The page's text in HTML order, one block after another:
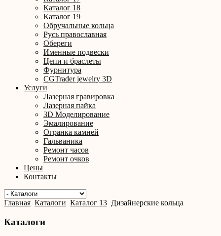
Каталог 18
Каталог 19
Обручальные кольца
Русь православная
Обереги
Именные подвески
Цепи и браслеты
Фурнитура
CGTrader jewelry 3D
Услуги
Лазерная гравировка
Лазерная пайка
3D Моделирование
Эмалирование
Огранка камней
Гальваника
Ремонт часов
Ремонт очков
Цены
Контакты
Главная Каталоги Каталог 13 Дизайнерские кольца
Каталоги